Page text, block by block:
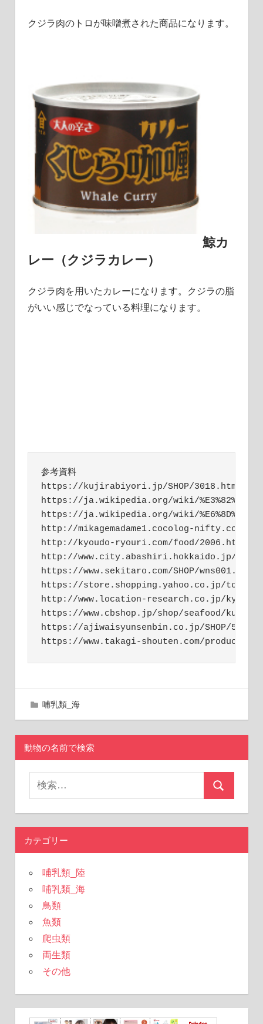
クジラ肉のトロが味噌煮された商品になります。
鯨カ
レー（クジラカレー）
クジラ肉を用いたカレーになります。クジラの脂
がいい感じでなっている料理になります。
参考資料
https://kujirabiyori.jp/SHOP/3018.html
https://ja.wikipedia.org/wiki/
https://ja.wikipedia.org/wiki/
http://mikagemadame1.cocolog-nifty.com/
http://kyoudo-ryouri.com/food/2006.html
http://www.city.abashiri.hokkaido.jp/
https://www.sekitaro.com/SHOP/wns001.html
https://store.shopping.yahoo.co.jp/
http://www.location-research.co.jp/
https://www.cbshop.jp/shop/seafood/
https://ajiwaisyunsenbin.co.jp/SHOP/
https://www.takagi-shouten.com/products/
乳
類
海
通
可
2018年10月15日
chinniku
哺乳類_海
動物の名前で検索
対
象:
検
カテゴリー
哺乳類_陸
哺乳類_海
鳥類
魚類
爬虫類
両生類
その他